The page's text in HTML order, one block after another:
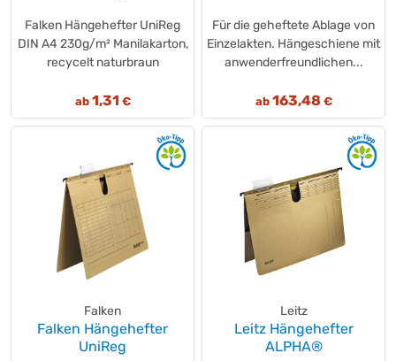
Falken Hängehefter UniReg
DIN A4 230g/m² Manilakarton,
recycelt naturbraun
ab 1,31 €
Für die geheftete Ablage von
Einzelakten. Hängeschiene mit
anwenderfreundlichen...
ab 163,48 €
Falken
Falken Hängehefter
UniReg
Leitz
Leitz Hängehefter
ALPHA®